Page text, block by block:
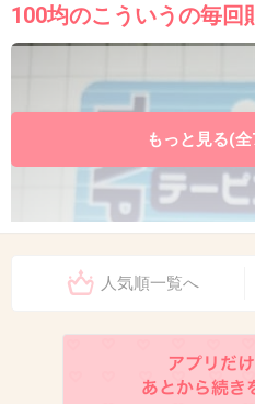
100均のこういうの毎回
もっと見る(
人気順一覧へ